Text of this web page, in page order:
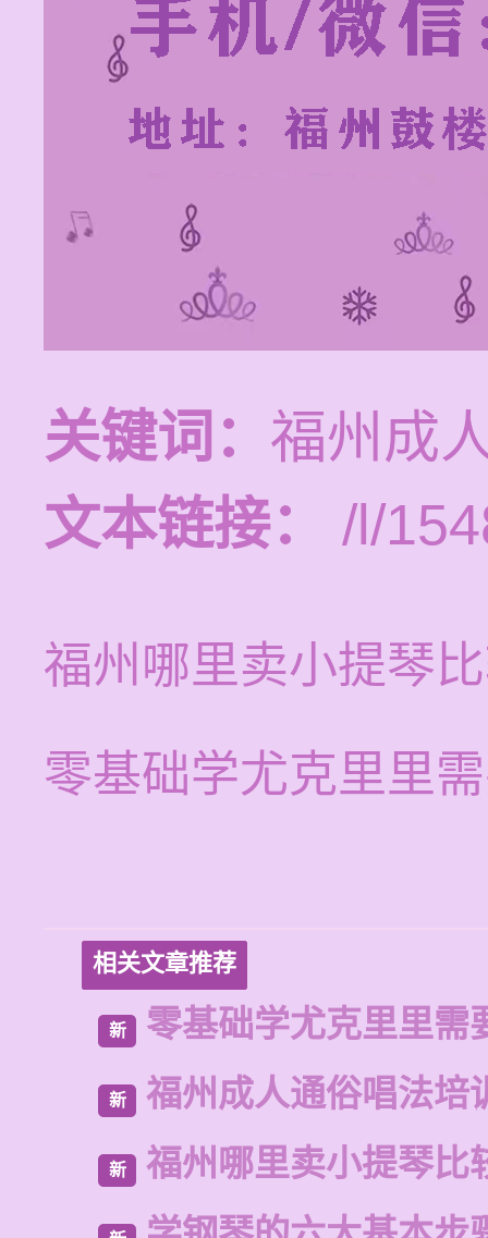
关键词： 福州成
文本链接：
/l/
福州哪里卖小提琴
零基础学尤克里里
相关文章推荐
新 零基础学尤克里里需
新 福州成人通俗唱法培
新 福州哪里卖小提琴比